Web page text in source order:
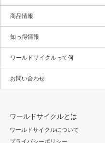
商品情報
知っ得情報
ワールドサイクルって何
お問い合わせ
ワールドサイクルとは
ワールドサイクルについて